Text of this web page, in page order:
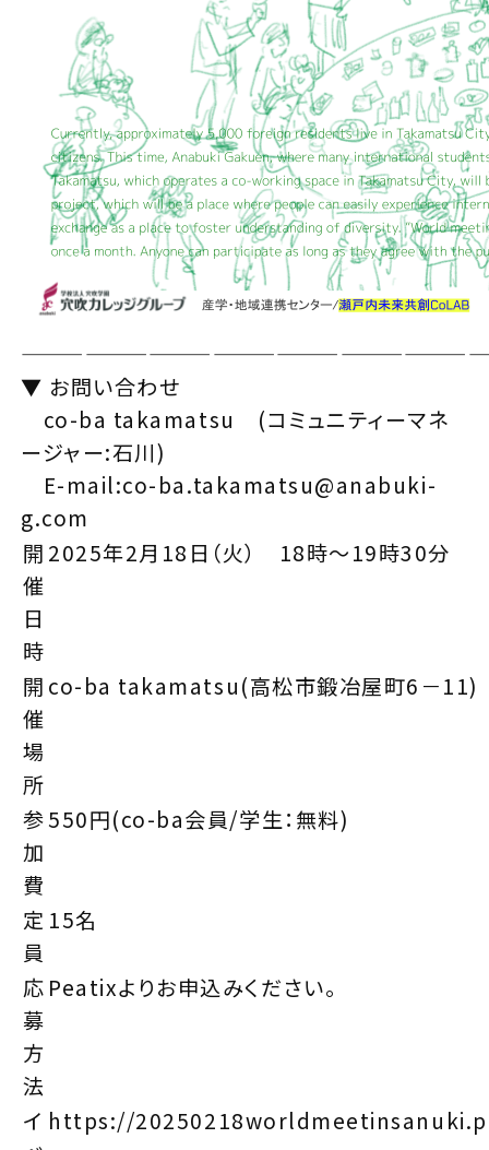
▼ お問い合わせ
co-ba takamatsu (コミュニティーマネ
ージャー:石川)
E-mail:co-ba.takamatsu@anabuki-
g.com
開
催
日
時
2025年2月18日（火） 18時～19時30分
開
催
場
所
co-ba takamatsu(高松市鍛冶屋町6－11)
参
加
費
550円(co-ba会員/学生：無料)
定
員
15名
応
募
方
法
Peatixよりお申込みください。
イ https://